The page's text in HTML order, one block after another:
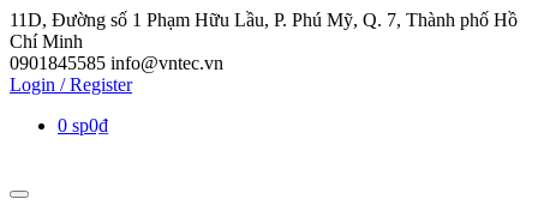
11D, Đường số 1 Phạm Hữu Lầu, P. Phú Mỹ, Q. 7, Thành phố Hồ
Chí Minh
0901845585 info@vntec.vn
Login / Register
0 sp0₫